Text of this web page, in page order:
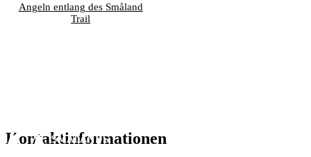
Angeln entlang des Småland
Trail
Kontaktinformationen